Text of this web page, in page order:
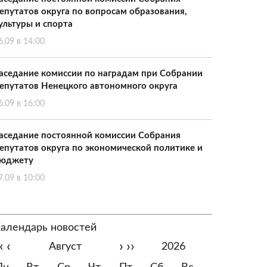
округа по вопросам образования,
и спорта
в 14:00
комиссии по наградам при Собрании
Ненецкого автономного округа
в 16:00
постоянной комиссии Собрания
округа по экономической политике и
в 10:00
новостей
‹ Август › ››
2026